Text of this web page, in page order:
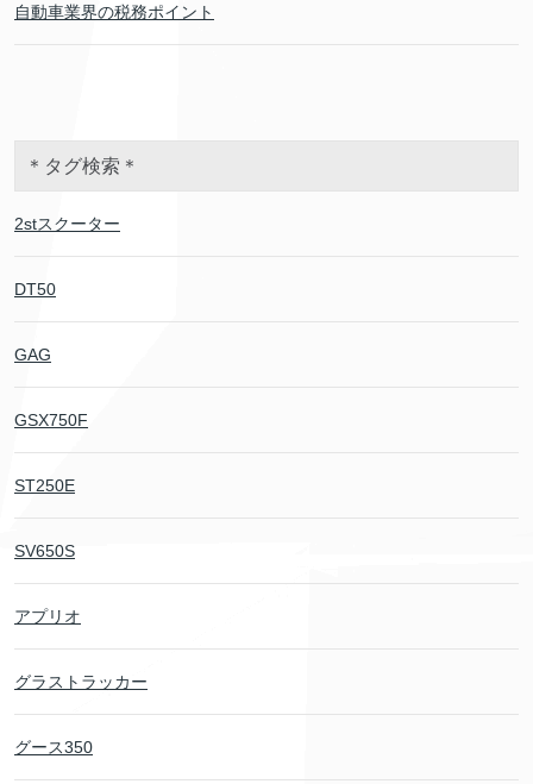
自動車業界の税務ポイント
＊タグ検索＊
2stスクーター
DT50
GAG
GSX750F
ST250E
SV650S
アプリオ
グラストラッカー
グース350